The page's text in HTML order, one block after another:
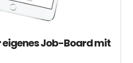
eigenes Job-Board mit